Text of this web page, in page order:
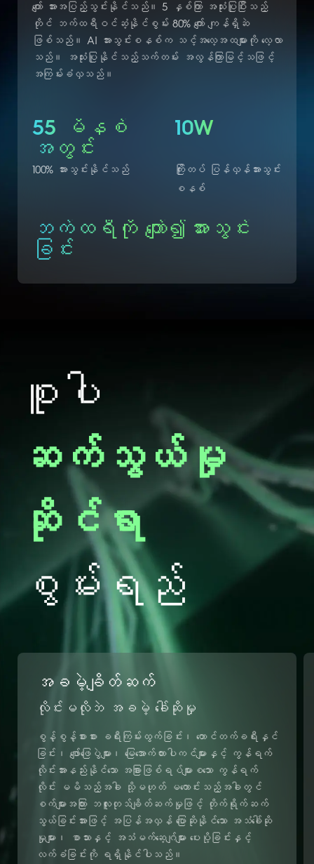
ကျော် အားအပြည့်သွင်းနိုင်သည်။ 5 နှစ်ကြာ အသုံးပြုပြီးသည့်
တိုင် ဘက်ထရီဝင်ဆံ့နိုင်စွမ်း 80% ကျော် ကျန်ရှိဆဲ
ဖြစ်သည်။ AI အားသွင်းစနစ်က သင့်အလေ့အထများကို လေ့လာ
သည်။ အသုံးပြုနိုင်သည့်သက်တမ်း အလွန်ကြာမြင့်သဖြင့်
အကြမ်းခံလှသည်။
55 မိနစ်
အတွင်း
100% အားသွင်းနိုင်သည်
10W
ကြိုးတပ် ပြန်လှန်အားသွင်း
စနစ်
ဘက်ထရီကို ကျော်၍အားသွင်း
ခြင်း
စူပါ
ဆက်သွယ်မှု
ဆိုင်ရာ
စွမ်းရည်
အခမဲ့ချိတ်ဆက်
လိုင်းမလိုဘဲ အခမဲ့ ခေါ်ဆိုမှု
စွန့်စွန့်စားစား ခရီးကြမ်းထွက်ခြင်း၊ တောင်တက်ခရီးနှင်
ခြင်း၊ ဖျော်ဖြေပွဲများ၊ မြေအောက်ကားပါကင်များနှင့် ကွန်ရက်
လိုင်းအားနည်းနိုင်သော အခြားဖြစ်ရပ်များစသော ကွန်ရက်
လိုင်း မမိသည့်အခါ သို့မဟုတ် မကောင်းသည့်အခါတွင်
စက်များအကြား ဘလူးတုသ်ချိတ်ဆက်မှုဖြင့် တိုက်ရိုက်ဆက်
သွယ်ခြင်းအားဖြင့် အပြန်အလှန် ပြောဆိုနိုင်သော အသံခေါ်ဆို
မှုများ၊ စာသားနှင့် အသံမက်ဆေ့ဂျ်များ ပေးပို့ခြင်းနှင့်
လက်ခံခြင်းကို ရရှိနိုင်ပါသည်။